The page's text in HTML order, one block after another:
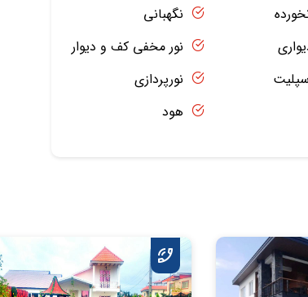
نگهبانی
نور مخفی کف و دیوار
نورپردازی
هود